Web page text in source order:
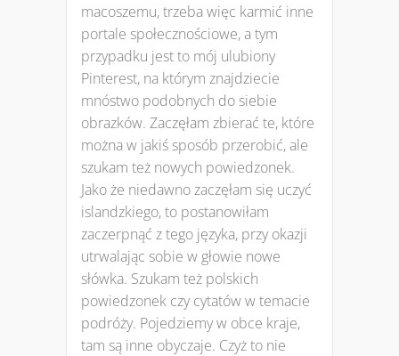
macoszemu, trzeba więc karmić inne
portale społecznościowe, a tym
przypadku jest to mój ulubiony
Pinterest, na którym znajdziecie
mnóstwo podobnych do siebie
obrazków. Zaczęłam zbierać te, które
można w jakiś sposób przerobić, ale
szukam też nowych powiedzonek.
Jako że niedawno zaczęłam się uczyć
islandzkiego, to postanowiłam
zaczerpnąć z tego języka, przy okazji
utrwalając sobie w głowie nowe
słówka. Szukam też polskich
powiedzonek czy cytatów w temacie
podróży. Pojedziemy w obce kraje,
tam są inne obyczaje. Czyż to nie